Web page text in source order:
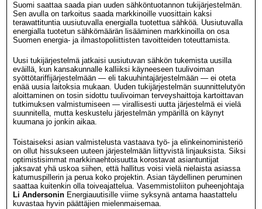
Suomi saattaa saada pian uuden sähköntuotannon tukijärjestelmän.
Sen avulla on tarkoitus saada markkinoille vuosittain kaksi
terawattituntia uusiutuvalla energialla tuotettua sähköä. Uusiutuvalla
energialla tuotetun sähkömäärän lisääminen markkinoilla on osa
Suomen energia- ja ilmastopoliittisten tavoitteiden toteuttamista.
Uusi tukijärjestelmä jatkaisi uusiutuvan sähkön tukemista uusilla
eväillä, kun kansakunnalle kalliiksi käyneeseen tuulivoiman
syöttötariffijärjestelmään — eli takuuhintajärjestelmään — ei oteta
enää uusia laitoksia mukaan. Uuden tukijärjestelmän suunnittelutyön
aloittaminen on tosin sidottu tuulivoiman terveyshaittoja kartoittavan
tutkimuksen valmistumiseen — virallisesti uutta järjestelmä ei vielä
suunnitella, mutta keskustelu järjestelmän ympärillä on käynyt
kuumana jo jonkin aikaa.
Toistaiseksi asian valmistelusta vastaava työ- ja elinkeinoministeriö
on ollut hissukseen uuteen järjestelmään liittyvistä linjauksista. Siksi
optimistisimmat markkinaehtoisuutta korostavat asiantuntijat
jaksavat yhä uskoa siihen, että hallitus voisi vielä nielaista asiassa
katumuspillerin ja perua koko projektin. Asian täydellinen peruminen
saattaa kuitenkin olla toiveajattelua. Vasemmistoliiton puheenjohtaja
Li Andersonin Energiauutisille viime syksynä antama haastattelu
kuvastaa hyvin päättäjien mielenmaisemaa.